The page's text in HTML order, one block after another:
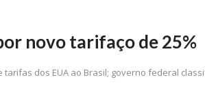
novo tarifaço de 25%
dos EUA ao Brasil; governo federal